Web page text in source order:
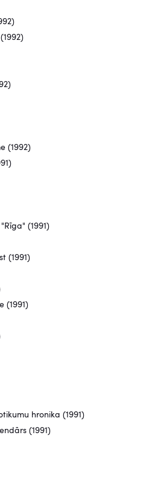
(1992)
(1991)
(1991)
(1991)
hronika (1991)
(1991)